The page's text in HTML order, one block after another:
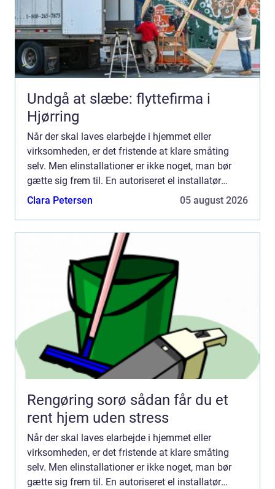
Undgå at slæbe: flyttefirma i
Hjørring
Når der skal laves elarbejde i hjemmet eller
virksomheden, er det fristende at klare småting
selv. Men elinstallationer er ikke noget, man bør
gætte sig frem til. En autoriseret el installatør
Århus kan sikre, at installationerne er lovlige, trygge
Clara Petersen 05 august 2026
Rengøring sorø sådan får du et
rent hjem uden stress
Når der skal laves elarbejde i hjemmet eller
virksomheden, er det fristende at klare småting
selv. Men elinstallationer er ikke noget, man bør
gætte sig frem til. En autoriseret el installatør